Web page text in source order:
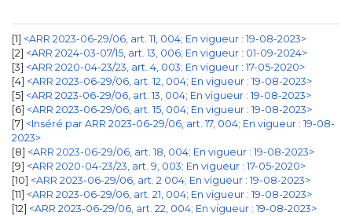
1 <ARR 2023-06-29/06, art. 11, 004; En vigueur : 19-08-2023>
2 <ARR 2024-03-07/15, art. 13, 006; En vigueur : 01-09-2024>
3 <ARR 2020-04-23/23, art. 4, 003; En vigueur : 17-05-2020>
4 <ARR 2023-06-29/06, art. 12, 004; En vigueur : 19-08-2023>
5 <ARR 2023-06-29/06, art. 13, 004; En vigueur : 19-08-2023>
6 <ARR 2023-06-29/06, art. 15, 004; En vigueur : 19-08-2023>
7 <Inséré par ARR 2023-06-29/06, art. 17, 004; En vigueur : 19-08-
2023>
8 <ARR 2023-06-29/06, art. 18, 004; En vigueur : 19-08-2023>
9 <ARR 2020-04-23/23, art. 9, 003; En vigueur : 17-05-2020>
10 <ARR 2023-06-29/06, art. 2 004; En vigueur : 19-08-2023>
11 <ARR 2023-06-29/06, art. 21, 004; En vigueur : 19-08-2023>
12 <ARR 2023-06-29/06, art. 22, 004; En vigueur : 19-08-2023>